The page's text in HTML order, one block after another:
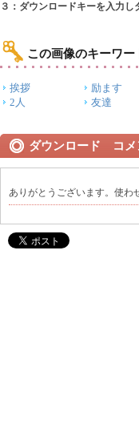
３：ダウンロードキーを入力
この画像のキーワー
挨拶 励ます
2人
友達
ダウンロード コメ
ありがとうございます。使わ